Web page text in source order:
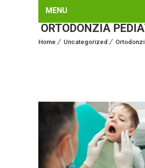
MENU
ORTODONZIA
Home Uncategorized